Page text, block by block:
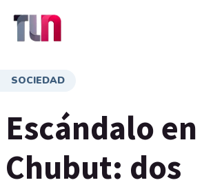
SOCIEDAD
Escándalo en
Chubut: dos